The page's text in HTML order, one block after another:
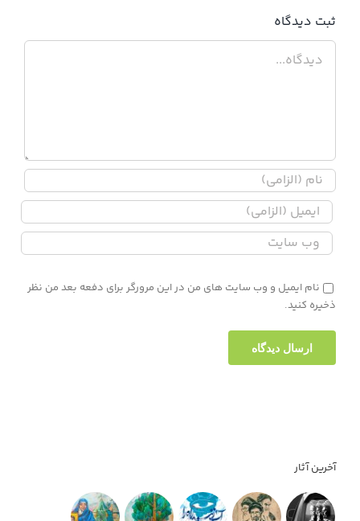
ثبت ديدگاه
دیدگاه
نام ایمیل و وب سایت های من در این مرورگر برای دفعه بعد من نظر
ذخیره کنید.
آخرین آثار